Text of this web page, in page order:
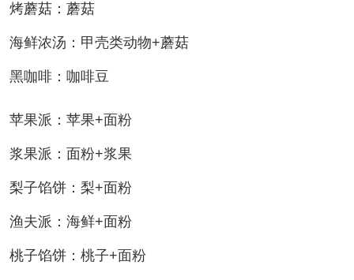
烤蘑菇：蘑菇
海鲜浓汤：甲壳类动物+蘑菇
黑咖啡：咖啡豆
苹果派：苹果+面粉
浆果派：面粉+浆果
梨子馅饼：梨+面粉
渔夫派：海鲜+面粉
桃子馅饼：桃子+面粉